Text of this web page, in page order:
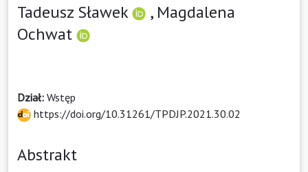
Tadeusz Sławek , Magdalena
Ochwat
Dział: Wstęp
https://doi.org/10.31261/TPDJP.2021.30.02
Abstrakt